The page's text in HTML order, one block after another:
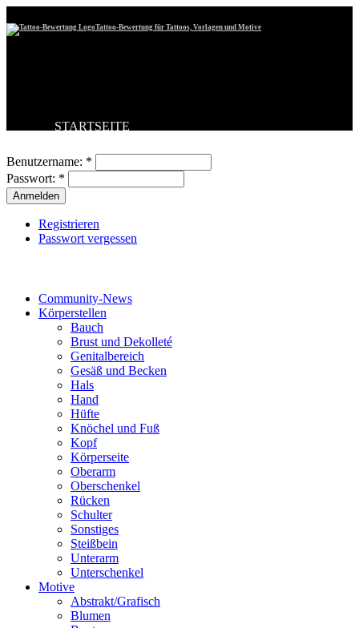
Tattoo-Bewertung für Tattoos, Vorlagen und Motive
STARTSEITE
BESTE TATTOOS
NEUESTE TATTOOS
KOMMENTARE
FORUM
Benutzername: *
Passwort: *
Registrieren
Passwort vergessen
Community-News
Körperstellen
Bauch
Brust und Dekolleté
Genitalbereich
Gesäß und Becken
Hals
Hand
Hüfte
Knöchel und Fuß
Kopf
Körperseite
Oberarm
Oberschenkel
Rücken
Schulter
Sonstiges
Steißbein
Unterarm
Unterschenkel
Motive
Abstrakt/Grafisch
Blumen